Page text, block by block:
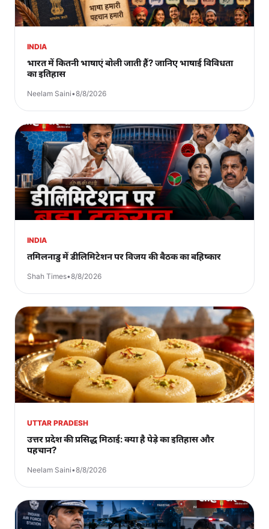
INDIA
भारत में कितनी भाषाएं बोली जाती हैं? जानिए भाषाई विविधता
का इतिहास
Neelam Saini•8/8/2026
INDIA
तमिलनाडु में डीलिमिटेशन पर विजय की बैठक का बहिष्कार
Shah Times•8/8/2026
UTTAR PRADESH
उत्तर प्रदेश की प्रसिद्ध मिठाई: क्या है पेड़े का इतिहास और
पहचान?
Neelam Saini•8/8/2026